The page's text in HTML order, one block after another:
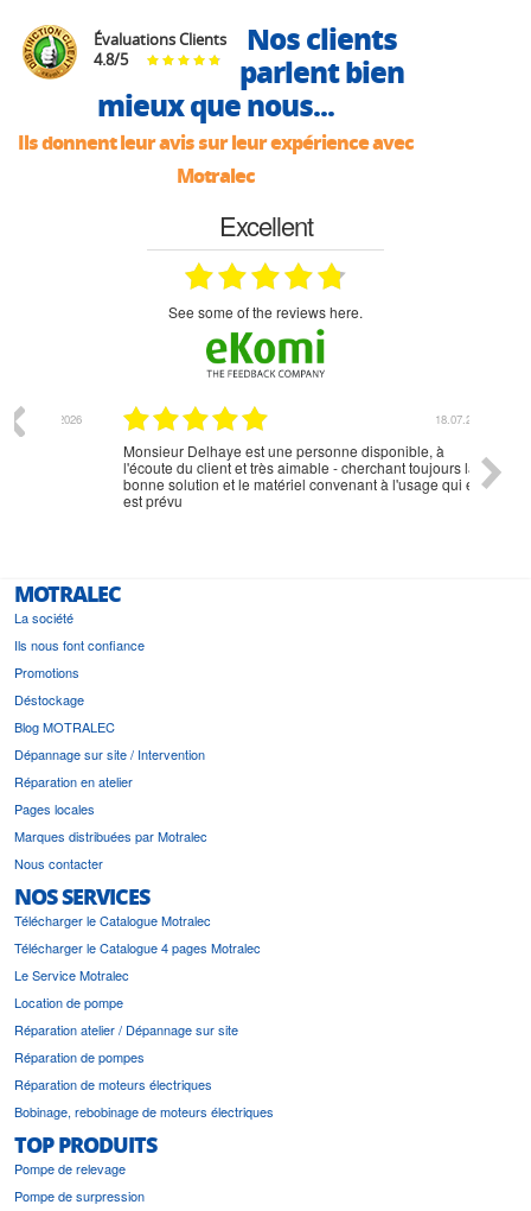
Évaluations Clients
4.8/5
Nos clients
parlent bien
mieux que nous...
Ils donnent leur avis sur leur expérience avec
Motralec
Excellent
see some of the reviews here.
18.07.2026
Monsieur Delhaye est une personne disponible, à
l'écoute du client et très aimable - cherchant toujours la
bonne solution et le matériel convenant à l'usage qui en
est prévu
MOTRALEC
La société
Ils nous font confiance
Promotions
Déstockage
Blog MOTRALEC
Dépannage sur site / Intervention
Réparation en atelier
Pages locales
Marques distribuées par Motralec
Nous contacter
NOS SERVICES
Télécharger le Catalogue Motralec
Télécharger le Catalogue 4 pages Motralec
Le Service Motralec
Location de pompe
Réparation atelier / Dépannage sur site
Réparation de pompes
Réparation de moteurs électriques
Bobinage, rebobinage de moteurs électriques
TOP PRODUITS
Pompe de relevage
Pompe de surpression